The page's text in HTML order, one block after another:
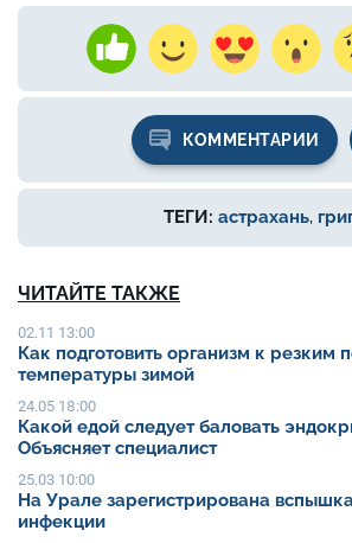
КОММЕНТАРИИ
ТЕГИ: астрахань,
ЧИТАЙТЕ ТАКЖЕ
02.11 13:00
Как подготовить организм к резким
температуры зимой
24.05 18:00
Какой едой следует баловать
Объясняет специалист
25.03 10:00
На Урале зарегистрирована
инфекции